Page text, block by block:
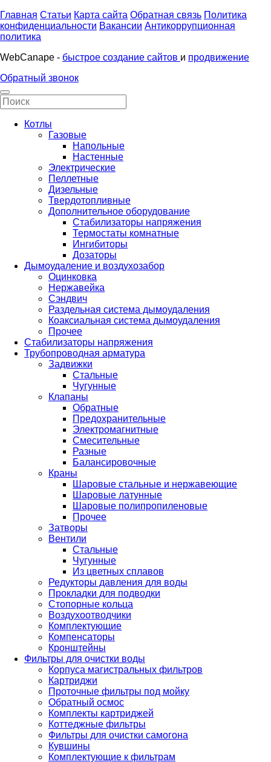
Главная Статьи Карта сайта Обратная связь Политика
конфиденциальности Вакансии Антикоррупционная
политика
WebCanape - быстрое создание сайтов и продвижение
Обратный звонок
Котлы
Газовые
Напольные
Настенные
Электрические
Пеллетные
Дизельные
Твердотопливные
Дополнительное оборудование
Стабилизаторы напряжения
Термостаты комнатные
Ингибиторы
Дозаторы
Дымоудаление и воздухозабор
Оцинковка
Нержавейка
Сэндвич
Раздельная система дымоудаления
Коаксиальная система дымоудаления
Прочее
Стабилизаторы напряжения
Трубопроводная арматура
Задвижки
Стальные
Чугунные
Клапаны
Обратные
Предохранительные
Электромагнитные
Смесительные
Разные
Балансировочные
Краны
Шаровые стальные и нержавеющие
Шаровые латунные
Шаровые полипропиленовые
Прочее
Затворы
Вентили
Стальные
Чугунные
Из цветных сплавов
Редукторы давления для воды
Прокладки для подводки
Стопорные кольца
Воздухоотводчики
Комплектующие
Компенсаторы
Кронштейны
Фильтры для очистки воды
Корпуса магистральных фильтров
Картриджи
Проточные фильтры под мойку
Обратный осмос
Комплекты картриджей
Коттеджные фильтры
Фильтры для очистки самогона
Кувшины
Комплектующие к фильтрам